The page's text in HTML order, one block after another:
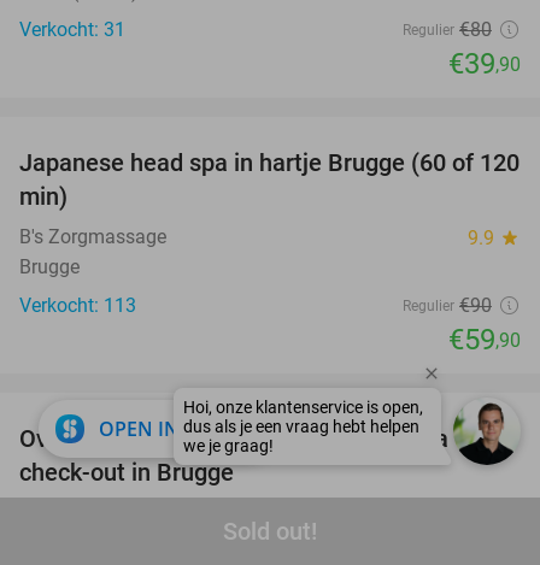
Sold out!
Verkocht: 31
Regulier €80
€39,90
33%
Japanese head spa in hartje Brugge (60 of 120
min)
B's Zorgmassage 9.9 star
Brugge
Verkocht: 113
Regulier €90
€59,90
41%
Overnachting(en) voor 2 + ontbijt + cava + late
check-out in Brugge
OPEN IN APP close